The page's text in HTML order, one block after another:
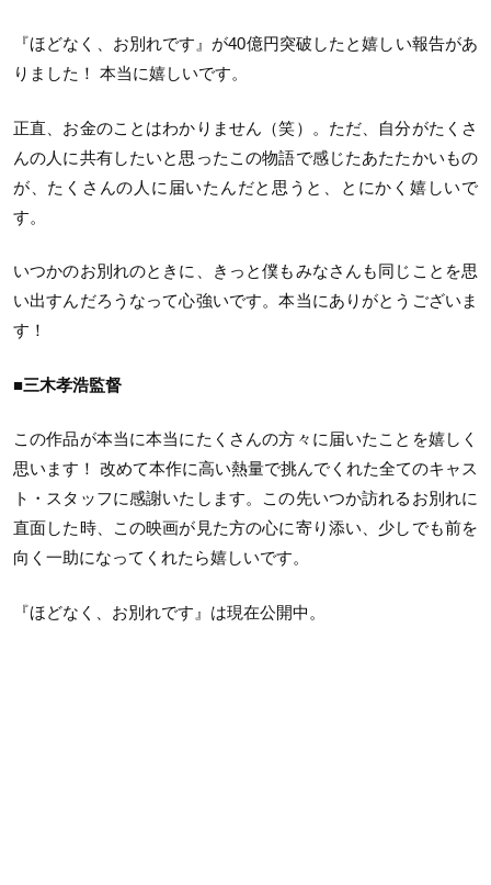
『ほどなく、お別れです』が40億円突破したと嬉しい報告があ
りました！ 本当に嬉しいです。
正直、お金のことはわかりません（笑）。ただ、自分がたくさ
んの人に共有したいと思ったこの物語で感じたあたたかいもの
が、たくさんの人に届いたんだと思うと、とにかく嬉しいで
す。
いつかのお別れのときに、きっと僕もみなさんも同じことを思
い出すんだろうなって心強いです。本当にありがとうございま
す！
■三木孝浩監督
この作品が本当に本当にたくさんの方々に届いたことを嬉しく
思います！ 改めて本作に高い熱量で挑んでくれた全てのキャス
ト・スタッフに感謝いたします。この先いつか訪れるお別れに
直面した時、この映画が見た方の心に寄り添い、少しでも前を
向く一助になってくれたら嬉しいです。
『ほどなく、お別れです』は現在公開中。